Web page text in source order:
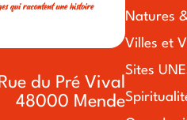
du Pré Vival
48000 Mende
Natures
Villes et
Sites